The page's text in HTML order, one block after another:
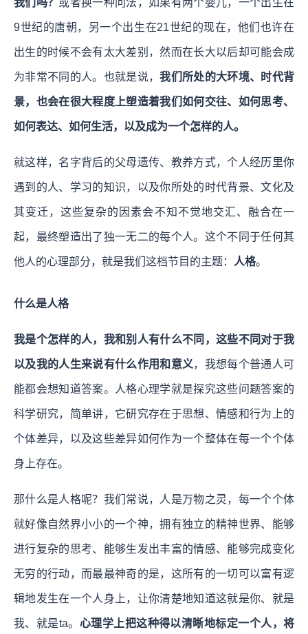
9世纪的唐朝，另一个出生在21世纪的现在，他们也许在
出生的时候不会有太大差别，然而在长大以后却可能会成
为非常不同的人。也就是说，我们所处的大环境、时代背
景，也会在很大程度上塑造着我们如何交往、如何思考、
如何表达、如何生活，以及成为一个怎样的人。
就这样，名字背后的父母遗传、教养方式，个人经历里你
遇到的人、学习的知识，以及你所处的时代背景、文化及
其变迁，这些复杂的因素会不知不觉地交汇、融合在一
起，最终塑造出了独一无二的每个人。这个不同于任何其
他人的心理部分，就是我们这档节目的主题： 人格。
什么是人格
我是个怎样的人，我和别人有什么不同，这些不同对于我
以及我的人生来说有什么作用和意义，我想每个普通人可
能都会想知道答案。人格心理学就是探究这些问题答案的
科学研究，简单讲，它研究存在于思想、情感和行为上的
个体差异，以及这些差异如何作为一个整体在每一个个体
身上存在。
那什么是人格呢？ 我们常说，人是万物之灵，每一个个体
就好像自然界小小的一个神，拥有独立的精神世界、能够
进行复杂的思考、能够生发出丰富的情感、能够完成变化
无穷的行动，而最最神奇的是，这所有的一切可以富有逻
辑地发生在一个人身上，让你清楚地知道这就是你、就是
我、就是ta。 心理学上把这种得以清晰地标定一个人，将